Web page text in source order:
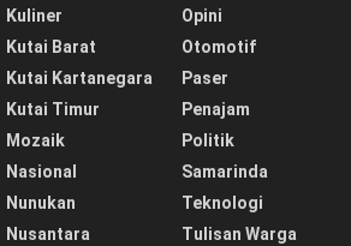
Kuliner
Kutai Barat
Kutai Kartanegara
Kutai Timur
Mozaik
Nasional
Nunukan
Nusantara
Opini
Otomotif
Paser
Penajam
Politik
Samarinda
Teknologi
Tulisan Warga